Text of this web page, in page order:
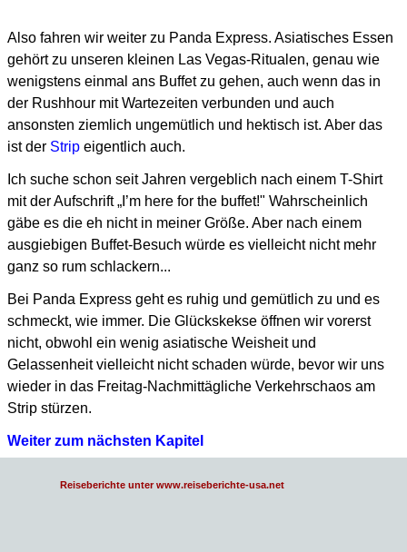
Also fahren wir weiter zu Panda Express. Asiatisches Essen
gehört zu unseren kleinen Las Vegas-Ritualen, genau wie
wenigstens einmal ans Buffet zu gehen, auch wenn das in
der Rushhour mit Wartezeiten verbunden und auch
ansonsten ziemlich ungemütlich und hektisch ist. Aber das
ist der Strip eigentlich auch.
Ich suche schon seit Jahren vergeblich nach einem T-Shirt
mit der Aufschrift „I’m here for the buffet!" Wahrscheinlich
gäbe es die eh nicht in meiner Größe. Aber nach einem
ausgiebigen Buffet-Besuch würde es vielleicht nicht mehr
ganz so rum schlackern...
Bei Panda Express geht es ruhig und gemütlich zu und es
schmeckt, wie immer. Die Glückskekse öffnen wir vorerst
nicht, obwohl ein wenig asiatische Weisheit und
Gelassenheit vielleicht nicht schaden würde, bevor wir uns
wieder in das Freitag-Nachmittägliche Verkehrschaos am
Strip stürzen.
Weiter zum nächsten Kapitel
Reiseberichte unter www.reiseberichte-usa.net